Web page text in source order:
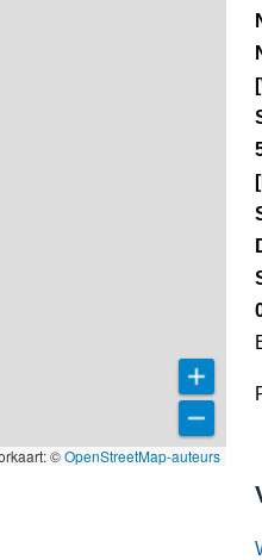
©OpenStreetMap-auteurs